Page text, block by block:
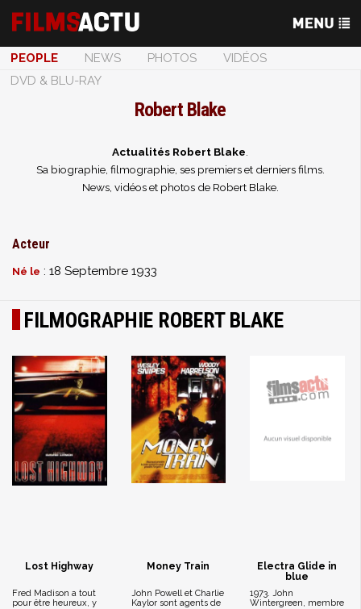
PEOPLE NEWS PHOTOS
VIDÉOS
DVD & BLU-RAY
Robert Blake
Actualités Robert Blake
Sa biographie, filmographie, ses premiers et derniers films.
News, vidéos et photos de Robert Blake.
Acteur
Né le : 18 Septembre 1933
FILMOGRAPHIE ROBERT BLAKE
Lost Highway
Fred Madison a tout
pour être heureux, y
Money Train
John Powell et Charlie
Kaylor sont agents de
Electra Glide in
blue
1973. John
Wintergreen, membre